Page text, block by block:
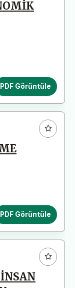
PDF Görüntüle
PDF Görüntüle